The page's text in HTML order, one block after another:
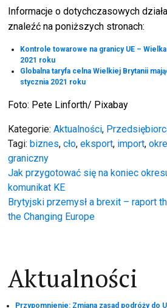
Informacje o dotychczasowych
znaleźć na poniższych stronach:
Kontrole towarowe na granicy UE –
2021 roku
Globalna taryfa celna Wielkiej Brytanii
stycznia 2021 roku
Foto: Pete Linforth/ Pixabay
Kategorie:Aktualności,
Tagi: biznes,cło,eksport, import,
graniczny
Nawigacja
wpisu
Jak przygotować się na koniec
komunikat KE
Brytyjski przemysł a brexit – raport
the Changing Europe
Aktualności
Przypomnienie: Zmiana zasad podróży do